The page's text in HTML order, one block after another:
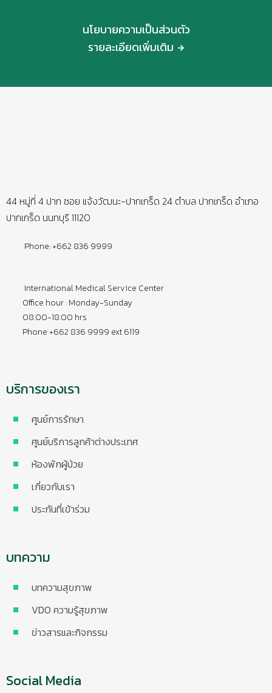
นโยบายความเป็นส่วนตัว
รายละเอียดเพิ่มเติม
44 หมู่ที่ 4 ปาก ซอย แจ้งวัฒนะ-ปากเกร็ด 24 ตำบล ปากเกร็ด อำเภอ
ปากเกร็ด นนทบุรี 11120
Phone: +662 836 9999
International Medical Service Center
Office hour : Monday-Sunday
08.00-18.00 hrs
Phone +662 836 9999 ext 6119
บริการของเรา
ศูนย์การรักษา
ศูนย์บริการลูกค้าต่างประเทศ
ห้องพักผู้ป่วย
เกี่ยวกับเรา
ประกันที่เข้าร่วม
บทความ
บทความสุขภาพ
VDO ความรู้สุขภาพ
ข่าวสารและกิจกรรม
Social Media